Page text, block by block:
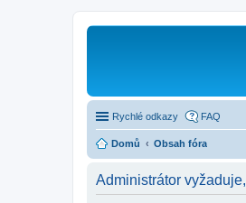
Rychlé odkazy FAQ
Domů Obsah fóra
Administrátor